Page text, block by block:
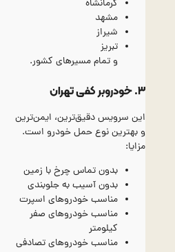
کرمانشاه
مشهد
شیراز
تبریز
و تمام مسیرهای کشور.
۳.خودروبر کفی تهران
این سرویس دقیق‌ترین، ایمن‌ترین
و بهترین نوع حمل خودرو است.
مزایا:
بدون تماس چرخ با زمین
بدون آسیب به جلوبندی
مناسب خودروهای اسپرت
مناسب خودروهای صفر
کیلومتر
مناسب خودروهای تصادفی